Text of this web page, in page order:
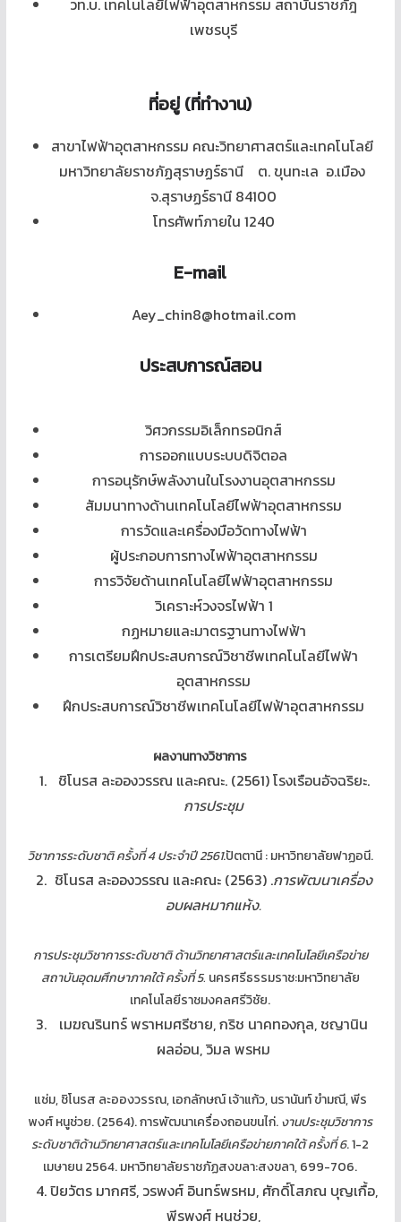
วท.บ. เทคโนโลยีไฟฟ้าอุตสาหกรรม สถาบันราชภัฎ
เพชรบุรี
ที่อยู่ (ที่ทำงาน)
สาขาไฟฟ้าอุตสาหกรรม คณะวิทยาศาสตร์และเทคโนโลยี
มหาวิทยาลัยราชภัฏสุราษฏร์ธานี ต. ขุนทะเล อ.เมือง
จ.สุราษฏร์ธานี 84100
โทรศัพท์ภายใน 1240
E-mail
Aey_chin8@hotmail.com
ประสบการณ์สอน
วิศวกรรมอิเล็กทรอนิกส์
การออกแบบระบบดิจิตอล
การอนุรักษ์พลังงานในโรงงานอุตสาหกรรม
สัมมนาทางด้านเทคโนโลยีไฟฟ้าอุตสาหกรรม
การวัดและเครื่องมือวัดทางไฟฟ้า
ผู้ประกอบการทางไฟฟ้าอุตสาหกรรม
การวิจัยด้านเทคโนโลยีไฟฟ้าอุตสาหกรรม
วิเคราะห์วงจรไฟฟ้า 1
กฏหมายและมาตรฐานทางไฟฟ้า
การเตรียมฝึกประสบการณ์วิชาชีพเทคโนโลยีไฟฟ้า
อุตสาหกรรม
ฝึกประสบการณ์วิชาชีพเทคโนโลยีไฟฟ้าอุตสาหกรรม
ผลงานทางวิชาการ
ชิโนรส ละอองวรรณ และคณะ. (2561) โรงเรือนอัจฉริยะ.
การประชุม
วิชาการระดับชาติ ครั้งที่ 4 ประจำปี 2561.ปัตตานี : มหาวิทยาลัยฟาฏอนี.
ชิโนรส ละอองวรรณ และคณะ (2563) .การพัฒนาเครื่อง
อบผลหมากแห้ง.
การประชุมวิชาการระดับชาติ ด้านวิทยาศาสตร์และเทคโนโลยีเครือข่าย
สถาบันอุดมศึกษาภาคใต้ ครั้งที่ 5. นครศรีธรรมราช:มหาวิทยาลัย
เทคโนโลยีราชมงคลศรีวิชัย.
เมฆณรินทร์ พราหมศรีชาย, กริช นาคทองกุล, ชญานิน
ผลอ่อน, วิมล พรหม
แช่ม, ชิโนรส ละอองวรรณ, เอกลักษณ์ เจ้าแก้ว, นรานันท์ ขำมณี, พีร
พงศ์ หนูช่วย. (2564). การพัฒนาเครื่องถอนขนไก่.งานประชุมวิชาการ
ระดับชาติด้านวิทยาศาสตร์และเทคโนโลยีเครือข่ายภาคใต้ ครั้งที่6. 1-2
เมษายน 2564. มหาวิทยาลัยราชภัฏสงขลา:สงขลา, 699-706.
ปิยวัตร มากศรี, วรพงศ์ อินทร์พรหม, ศักดิ์โสภณ บุญเกื้อ,
พีรพงศ์ หนูช่วย,